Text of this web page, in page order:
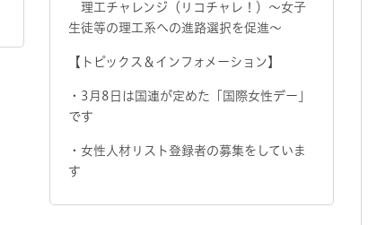
理工チャレンジ（リコチャレ！）～女子
生徒等の理工系への進路選択を促進～
【トピックス＆インフォメーション】
・3月8日は国連が定めた「国際女性デー」
です
・女性人材リスト登録者の募集をしていま
す